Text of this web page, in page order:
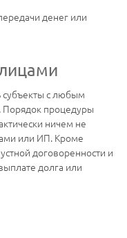
денег или
субъекты с любым
Порядок процедуры
ничем не
или ИП. Кроме
договоренности и
долга или